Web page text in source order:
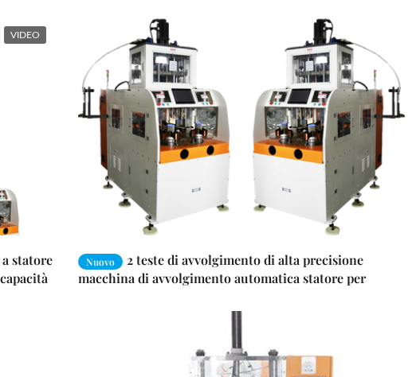
per la
per la produzione di massa di grandi motori a induzione
trifase e motori per pompe
VIDEO
statore
Nuovo
2 teste di avvolgimento di alta precisione
macchina di avvolgimento automatica statore per